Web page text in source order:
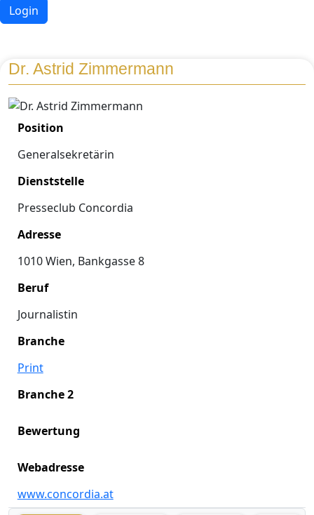
Login
Dr. Astrid Zimmermann
Position
Generalsekretärin
Dienststelle
Presseclub Concordia
Adresse
1010 Wien, Bankgasse 8
Beruf
Journalistin
Branche
Print
Branche 2
Bewertung
Webadresse
www.concordia.at